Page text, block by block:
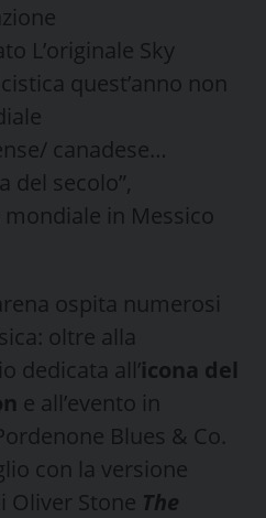
L’originale Sky
quest’anno non
canadese…
del secolo”,
in Messico
ospita numerosi
oltre alla
dedicata all’icona del
e all’evento in
Blues & Co.
con la versione
Oliver Stone The